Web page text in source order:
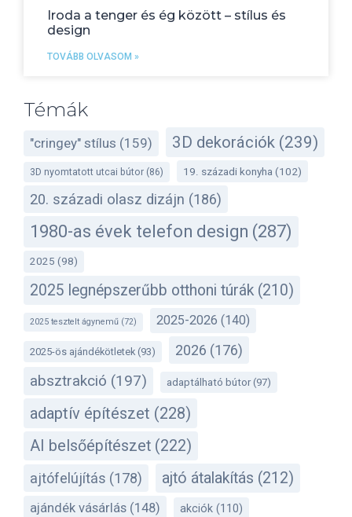
Iroda a tenger és ég között – stílus és
design
TOVÁBB OLVASOM »
Témák
"cringey" stílus (159) 3D dekorációk (239)
3D nyomtatott utcai bútor (86) 19. századi konyha (102)
20. századi olasz dizájn (186)
1980-as évek telefon design (287)
2025 (98)
2025 legnépszerűbb otthoni túrák (210)
2025 tesztelt ágynemű (72) 2025-2026 (140)
2025-ös ajándékötletek (93) 2026 (176)
absztrakció (197) adaptálható bútor(97)
adaptív építészet (228)
AI belsőépítészet (222)
ajtófelújítás (178) ajtó átalakítás (212)
ajándék vásárlás (148) akciók (110)